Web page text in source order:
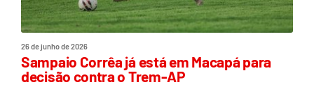
26 de junho de 2026
Sampaio Corrêa já está em Macapá para
decisão contra o Trem-AP